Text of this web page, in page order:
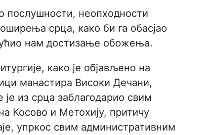
послушности, неопходности
срца, како би га обасјао
нам достизање обожења.
како је објављено на
манастира Високи Дечани,
из срца заблагодарио свим
Косово и Метохију, притичу
упркос свим административним